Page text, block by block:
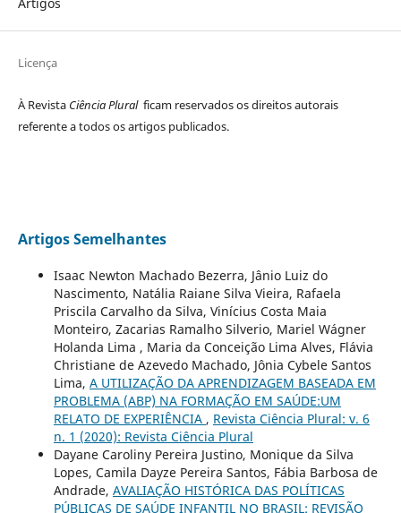
Artigos
Licença
À Revista Ciência Plural ficam reservados os direitos autorais
referente a todos os artigos publicados.
Artigos Semelhantes
Isaac Newton Machado Bezerra, Jânio Luiz do
Nascimento, Natália Raiane Silva Vieira, Rafaela
Priscila Carvalho da Silva, Vinícius Costa Maia
Monteiro, Zacarias Ramalho Silverio, Mariel Wágner
Holanda Lima , Maria da Conceição Lima Alves, Flávia
Christiane de Azevedo Machado, Jônia Cybele Santos
Lima, A UTILIZAÇÃO DA APRENDIZAGEM BASEADA EM
PROBLEMA (ABP) NA FORMAÇÃO EM SAÚDE:UM
RELATO DE EXPERIÊNCIA , Revista Ciência Plural: v. 6
n. 1 (2020): Revista Ciência Plural
Dayane Caroliny Pereira Justino, Monique da Silva
Lopes, Camila Dayze Pereira Santos, Fábia Barbosa de
Andrade, AVALIAÇÃO HISTÓRICA DAS POLÍTICAS
PÚBLICAS DE SAÚDE INFANTIL NO BRASIL: REVISÃO